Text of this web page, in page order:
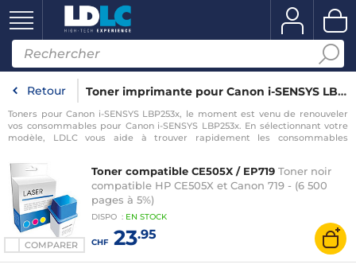
Retour Toner imprimante pour Canon i-SENSYS LBP253x
Toners pour Canon i-SENSYS LBP253x, le moment est venu de renouveler
vos consommables pour Canon i-SENSYS LBP253x. En sélectionnant votre
modèle, LDLC vous aide à trouver rapidement les consommables
COMPARER
Toner compatible CE505X / EP719 Toner noir
compatible HP CE505X et Canon 719 - (6 500
pages à 5%)
DISPO : EN STOCK
CHF23.95